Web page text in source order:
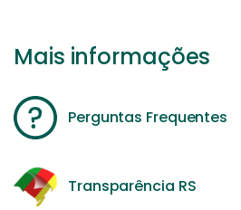
Mais informações
Perguntas Frequentes
Transparência RS